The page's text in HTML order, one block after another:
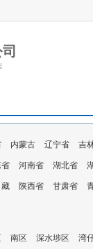
内蒙古 辽宁省 吉
省 河南省 湖北省
陕西省 甘肃省
南区 深水埗区 湾